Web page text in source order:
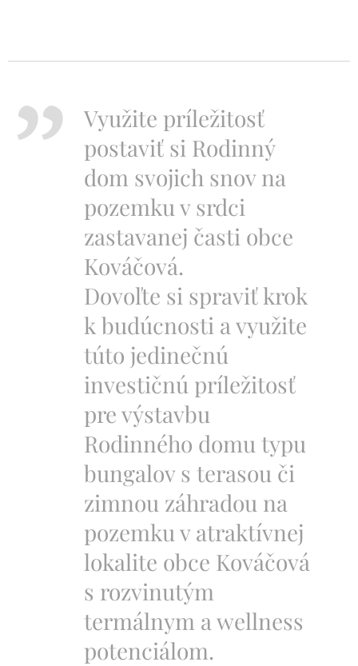
Využite príležitosť
postaviť si Rodinný
dom svojich snov na
pozemku v srdci
zastavanej časti obce
Kováčová.
Dovoľte si spraviť krok
k budúcnosti a využite
túto jedinečnú
investičnú príležitosť
pre výstavbu
Rodinného domu typu
bungalov s terasou či
zimnou záhradou na
pozemku v atraktívnej
lokalite obce Kováčová
s rozvinutým
termálnym a wellness
potenciálom.